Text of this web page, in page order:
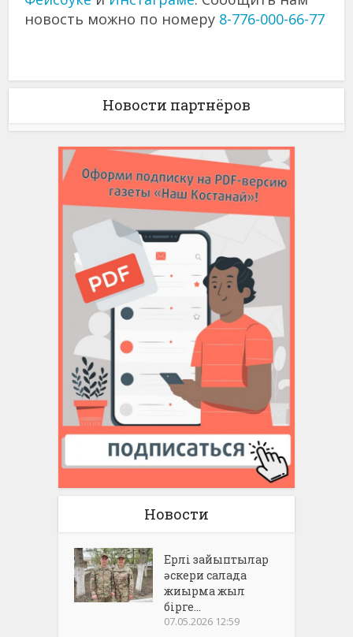
новость можно по номеру 8-776-000-66-77
Новости партнёров
Новости
Ерлі зайыптылар
әскери салада
жиырма жыл
бірге...
07.05.2026 12:59